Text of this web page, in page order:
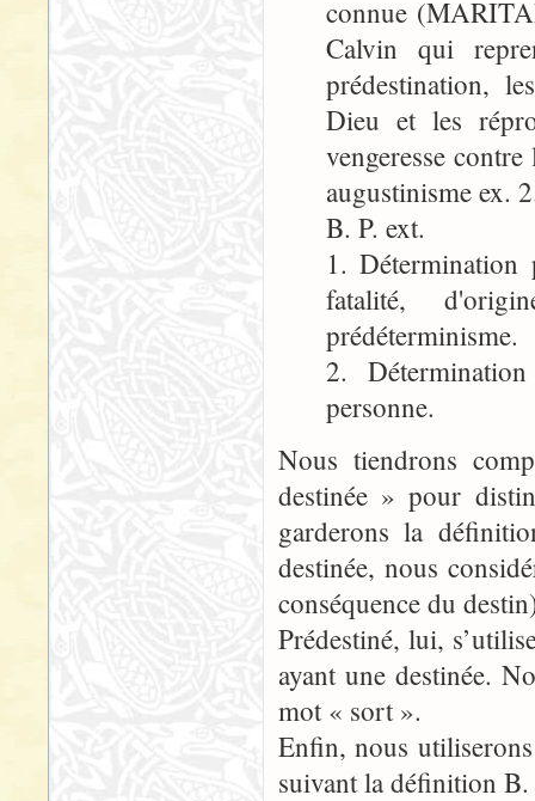
connue
Calvin qui
prédestination,
Dieu et les
vengeresse
augustinisme ex.
B. P. ext.
1. Détermination
fatalité,
prédéterminisme.
2.
personne.
Nous tiendrons
destinée » pour
garderons la
destinée, nous
conséquence du
Prédestiné, lui,
ayant une destinée.
mot « sort ».
Enfin, nous
suivant la définition B.